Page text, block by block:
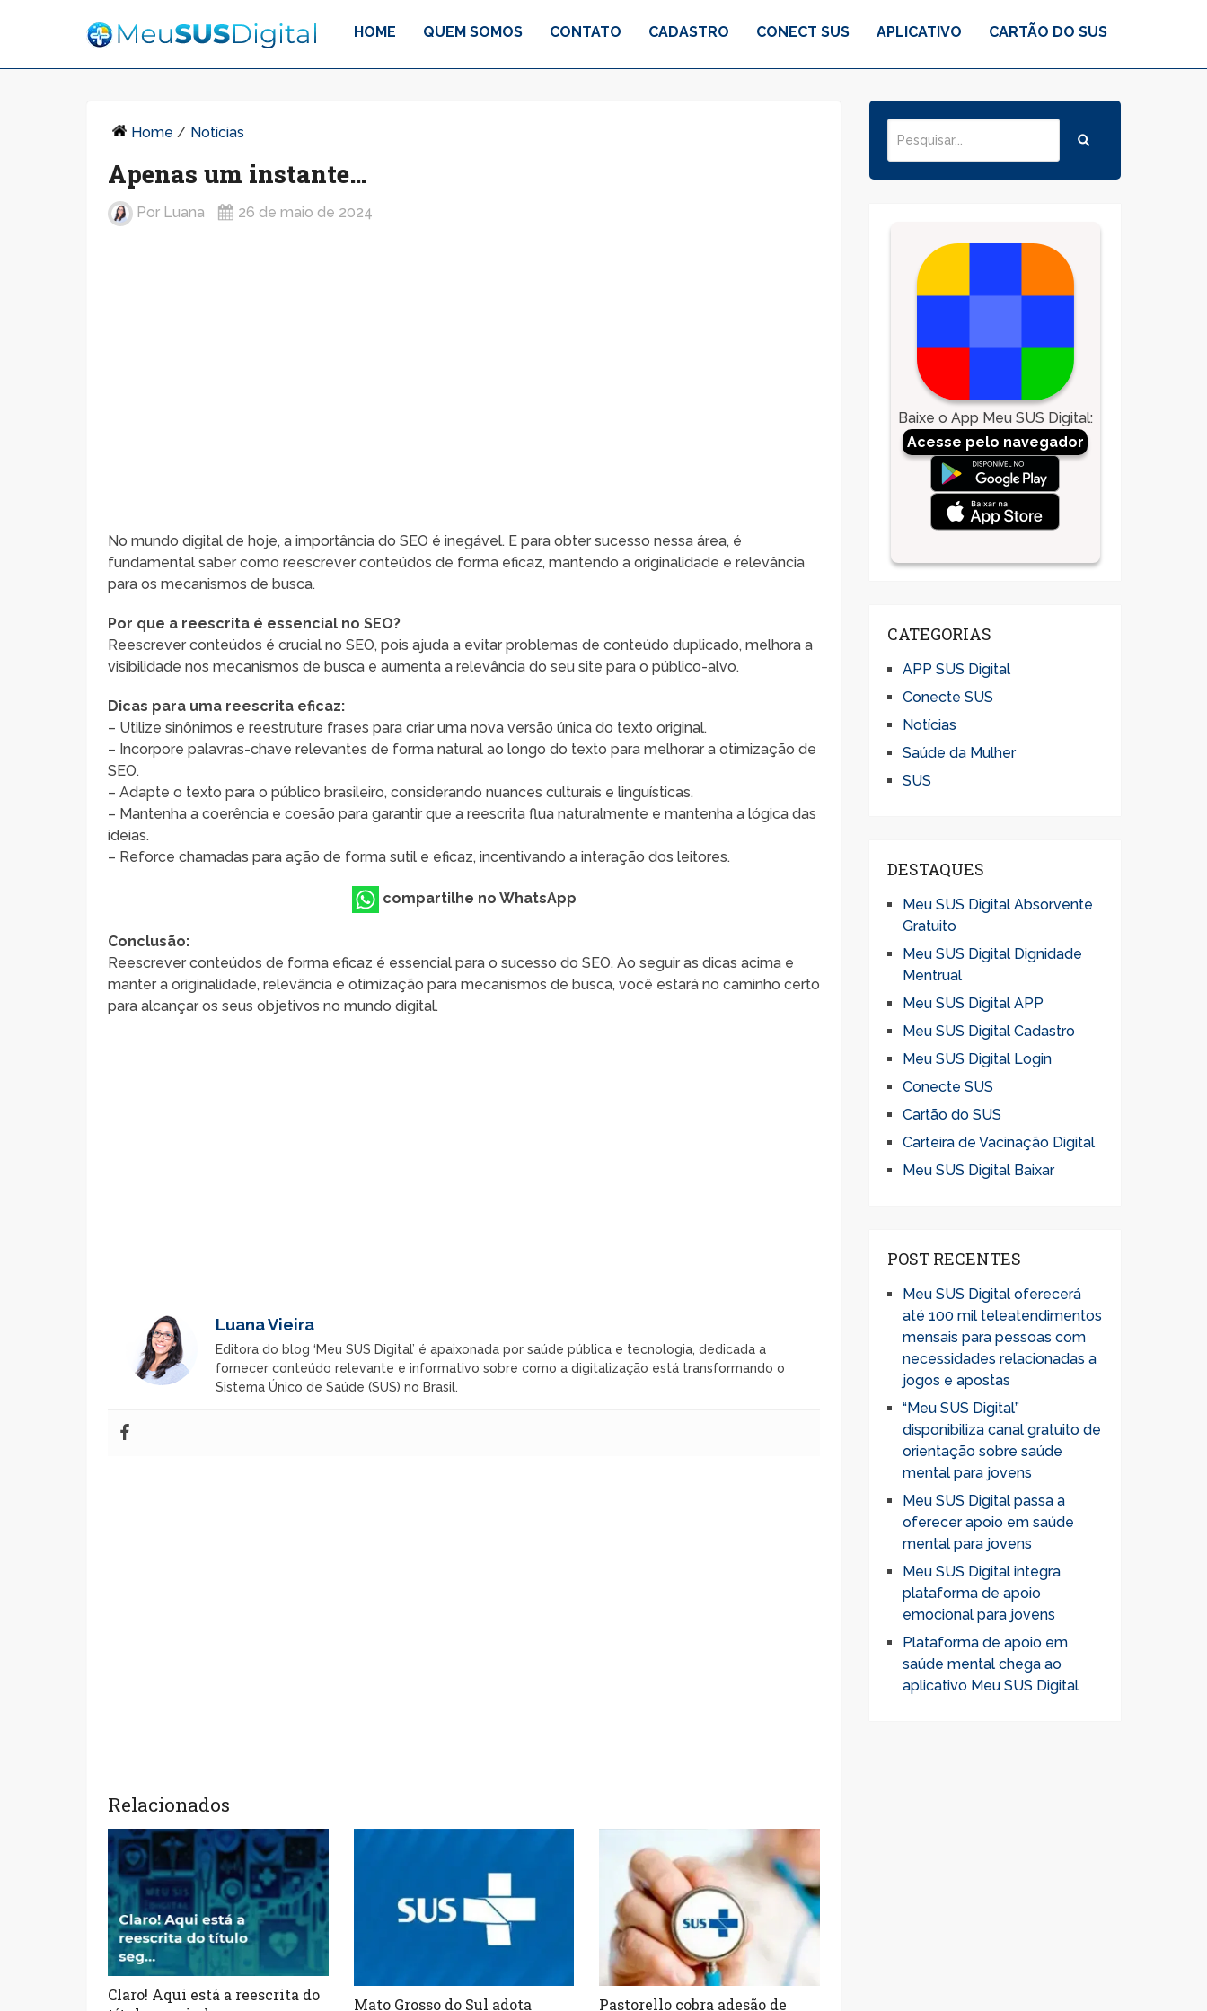
HOME QUEM SOMOS CONTATO CADASTRO CONECT SUS APLICATIVO CARTÃO DO SUS
Home / Notícias
Apenas um instante…
Por Luana 26 de maio de 2024
No mundo digital de hoje, a importância do SEO é inegável. E para obter sucesso nessa área, é
fundamental saber como reescrever conteúdos de forma eficaz, mantendo a originalidade e relevância
para os mecanismos de busca.
Por que a reescrita é essencial no SEO?
Reescrever conteúdos é crucial no SEO, pois ajuda a evitar problemas de conteúdo duplicado, melhora a
visibilidade nos mecanismos de busca e aumenta a relevância do seu site para o público-alvo.
Dicas para uma reescrita eficaz:
– Utilize sinônimos e reestruture frases para criar uma nova versão única do texto original.
– Incorpore palavras-chave relevantes de forma natural ao longo do texto para melhorar a otimização de
SEO.
– Adapte o texto para o público brasileiro, considerando nuances culturais e linguísticas.
– Mantenha a coerência e coesão para garantir que a reescrita flua naturalmente e mantenha a lógica das
ideias.
– Reforce chamadas para ação de forma sutil e eficaz, incentivando a interação dos leitores.
compartilhe no WhatsApp
Conclusão:
Reescrever conteúdos de forma eficaz é essencial para o sucesso do SEO. Ao seguir as dicas acima e
manter a originalidade, relevância e otimização para mecanismos de busca, você estará no caminho certo
para alcançar os seus objetivos no mundo digital.
Luana Vieira
Editora do blog ‘Meu SUS Digital’ é apaixonada por saúde pública e tecnologia, dedicada a
fornecer conteúdo relevante e informativo sobre como a digitalização está transformando o
Sistema Único de Saúde (SUS) no Brasil.
Relacionados
Claro! Aqui está a reescrita do
Mato Grosso do Sul adota Pastorello cobra adesão de
Baixe o App Meu SUS Digital:
Acesse pelo navegador
CATEGORIAS
APP SUS Digital
Conecte SUS
Notícias
Saúde da Mulher
SUS
DESTAQUES
Meu SUS Digital Absorvente
Gratuito
Meu SUS Digital Dignidade
Mentrual
Meu SUS Digital APP
Meu SUS Digital Cadastro
Meu SUS Digital Login
Conecte SUS
Cartão do SUS
Carteira de Vacinação Digital
Meu SUS Digital Baixar
POST RECENTES
Meu SUS Digital oferecerá
até 100 mil teleatendimentos
mensais para pessoas com
necessidades relacionadas a
jogos e apostas
“Meu SUS Digital”
disponibiliza canal gratuito de
orientação sobre saúde
mental para jovens
Meu SUS Digital passa a
oferecer apoio em saúde
mental para jovens
Meu SUS Digital integra
plataforma de apoio
emocional para jovens
Plataforma de apoio em
saúde mental chega ao
aplicativo Meu SUS Digital